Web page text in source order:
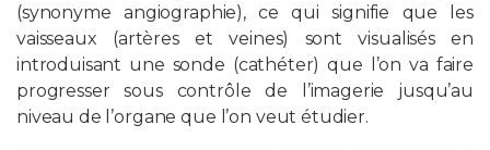
(synonyme angiographie), ce qui signifie que les
vaisseaux (artères et veines) sont visualisés en
introduisant une sonde (cathéter) que l’on va faire
progresser sous contrôle de l’imagerie jusqu’au
niveau de l’organe que l’on veut étudier.